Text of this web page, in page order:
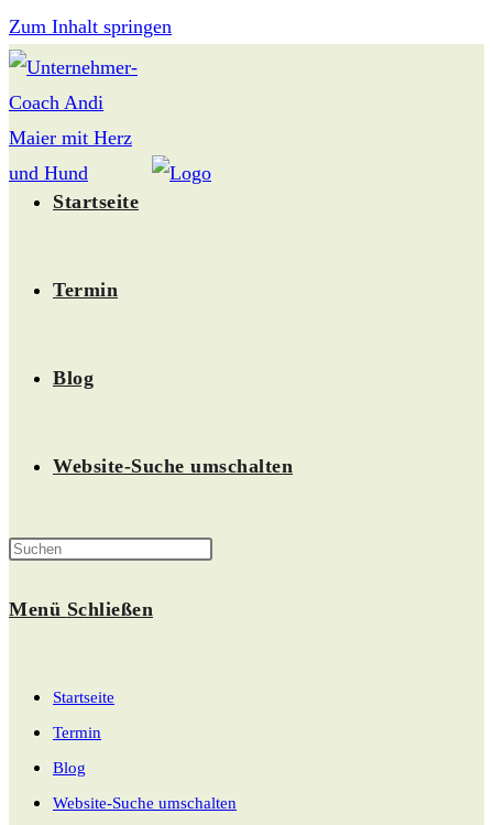
Zum Inhalt springen
Startseite
Termin
Blog
Website-Suche umschalten
Menü Schließen
Startseite
Termin
Blog
Website-Suche umschalten